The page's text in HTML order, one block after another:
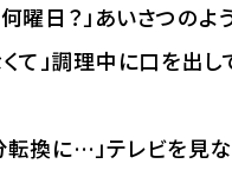
曜日？」あいさつの
くて」調理中に口を出し
転換に…」テレビを見